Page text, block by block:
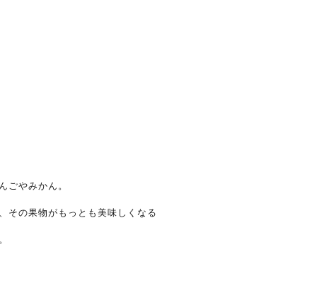
ごやみかん。
その果物がもっとも美味しくなる